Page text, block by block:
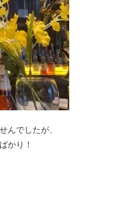
んでしたが、
かり！